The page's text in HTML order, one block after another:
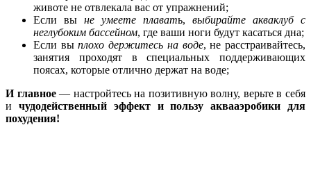
животе не отвлекала вас от упражнений;
Если вы не умеете плавать, выбирайте акваклуб с
неглубоким бассейном, где ваши ноги будут касаться дна;
Если выплохо держитесь на воде, не расстраивайтесь,
занятия проходят в специальных поддерживающих
поясах, которые отлично держат на воде;
И главное— настройтесь на позитивную волну, верьте в себя
и чудодейственный эффект и пользу аквааэробики для
похудения!